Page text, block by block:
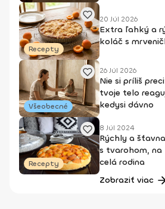
Recepty
20 Júl 2026
Extra ľahký a
koláč s
Všeobecné
26 Júl 2026
Nie si príliš
tvoje telo
kedysi dávno
Recepty
8 Júl 2024
Rýchly a
s tvarohom,
celá rodina
Zobraziť viac